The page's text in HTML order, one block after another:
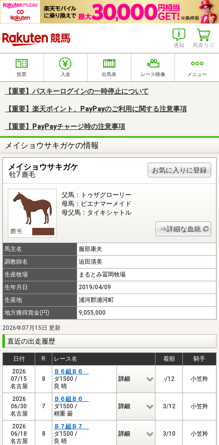
馬券カゴ
通知
投票 入金 出馬表 レース映像 メニュー
【重要】パスキーログインの一時停止について
【重要】楽天ポイント、PayPayのご利用に関する注意事項
【重要】PayPayチャージ時の注意事項
メイショウサキガケの情報
メイショウサキガケ
牡7 鹿毛
お気に入りに登録
父馬：トゥザグローリー
母馬：ピエナマーメイド
母父馬：タイキシャトル
⇒詳細な血統
馬主名
服部康夫
調教師名
迫田清美
生産牧場
まるとみ冨岡牧場
生年月日
2019/04/09
生産地
浦河郡浦河町
地方獲得賞金(円)
9,055,000
2026年07月15日 更新
直近の出走履歴
日付 R レース名 着順
騎手
2026
07/15
名古屋
8
Ｂ６組Ｂ６
ダ1500 /
良 晴
詳細 -/12 小笠羚
2026
06/30
名古屋
7
Ｂ６組Ｂ６
ダ1500 /
稍重 曇
詳細 3/12 小笠羚
2026
06/18
名古屋
8
Ｂ７組Ｂ７
ダ1500 /
良 晴
詳細 3/10 小笠羚